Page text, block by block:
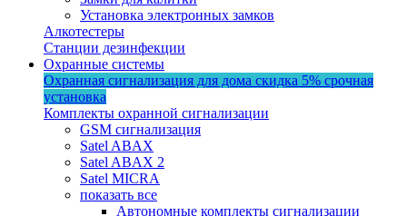
Установка электронных замков
Алкотестеры
Станции дезинфекции
Охранные системы
Охранная сигнализация для дома скидка 5% срочная
установка
Комплекты охранной сигнализации
GSM сигнализация
Satel ABAX
Satel ABAX 2
Satel MICRA
показать все
Автономные комплекты сигнализации